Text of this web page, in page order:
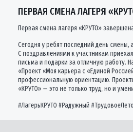
ПЕРВАЯ СМЕНА ЛАГЕРЯ
Первая смена лагеря «КРУТО»
Сегодня у ребят последний день
С поздравлениями к участникам
письма и подарки за отличную работу.
«Проект «Моя карьера с «Единой
профессиональную ориентацию.
«КРУТО» — это не только труд, но и
#ЛагерьКРУТО #Радужный